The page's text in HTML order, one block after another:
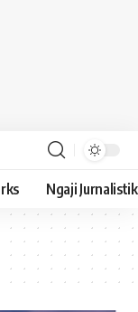
Ngaji Jurnalistik